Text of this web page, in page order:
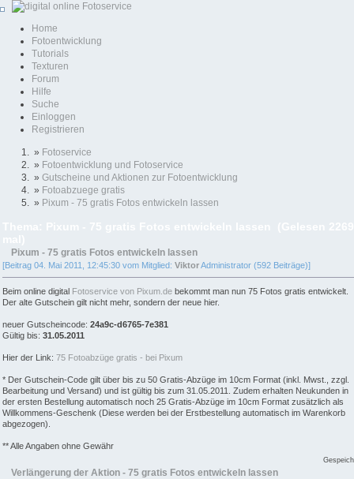
Home
Fotoentwicklung
Tutorials
Texturen
Forum
Hilfe
Suche
Einloggen
Registrieren
» Fotoservice
» Fotoentwicklung und Fotoservice
» Gutscheine und Aktionen zur Fotoentwicklung
» Fotoabzuege gratis
» Pixum - 75 gratis Fotos entwickeln lassen
Pixum - 75 gratis Fotos entwickeln lassen
[Beitrag 04. Mai 2011, 12:45:30 vom Mitglied: ViktorAdministrator (592 Beiträge)]
Beim online digital Fotoservice von Pixum.de bekommt man nun 75 Fotos gratis entwickelt.
Der alte Gutschein gilt nicht mehr, sondern der neue hier.
neuer Gutscheincode: 24a9c-d6765-7e381
Gültig bis: 31.05.2011
Hier der Link: 75 Fotoabzüge gratis - bei Pixum
* Der Gutschein-Code gilt über bis zu 50 Gratis-Abzüge im 10cm Format (inkl. Mwst., zzgl.
Bearbeitung und Versand) und ist gültig bis zum 31.05.2011. Zudem erhalten Neukunden in
der ersten Bestellung automatisch noch 25 Gratis-Abzüge im 10cm Format zusätzlich als
Willkommens-Geschenk (Diese werden bei der Erstbestellung automatisch im Warenkorb
abgezogen).
** Alle Angaben ohne Gewähr
Verlängerung der Aktion - 75 gratis Fotos entwickeln lassen